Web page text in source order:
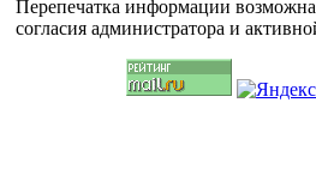
Перепечатка информации
согласия администратора и